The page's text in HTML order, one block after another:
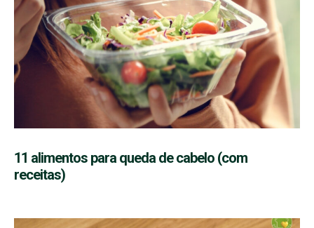
11 alimentos para queda de cabelo (com
receitas)